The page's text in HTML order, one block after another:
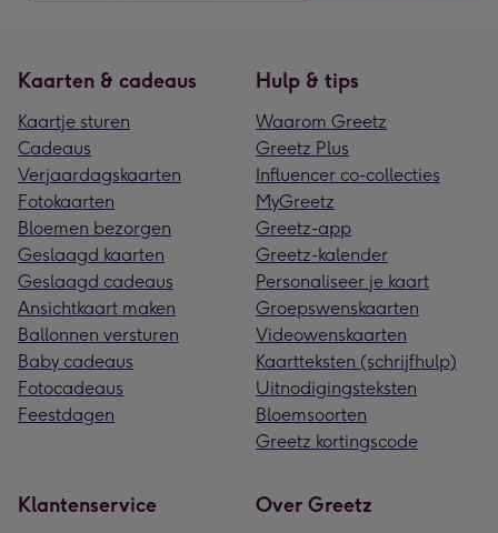
Kaarten & cadeaus
Kaartje sturen
Cadeaus
Verjaardagskaarten
Fotokaarten
Bloemen bezorgen
Geslaagd kaarten
Geslaagd cadeaus
Ansichtkaart maken
Ballonnen versturen
Baby cadeaus
Fotocadeaus
Feestdagen
Hulp & tips
Waarom Greetz
Greetz Plus
Influencer co-collecties
MyGreetz
Greetz-app
Greetz-kalender
Personaliseer je kaart
Groepswenskaarten
Videowenskaarten
Kaartteksten (schrijfhulp)
Uitnodigingsteksten
Bloemsoorten
Greetz kortingscode
Klantenservice Over Greetz